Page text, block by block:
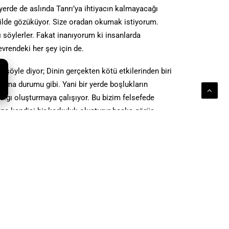
de aslında Tanrı’ya ihtiyacın kalmayacağı
gözüküyor. Size oradan okumak istiyorum.
Fakat inanıyorum ki insanlarda
her şey için de.
şöyle diyor; Dinin gerçekten kötü etkilerinden biri
durumu gibi. Yani bir yerde boşlukların
oluşturmaya çalışıyor. Bu bizim felsefede
kendisi bir korkuluk oluşturur başka görüş